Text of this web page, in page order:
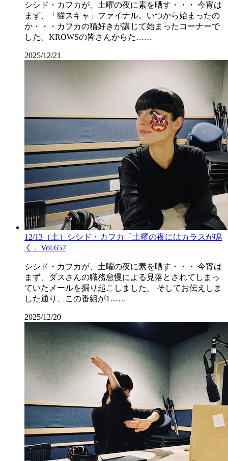
シシド・カフカが、土曜の夜に素を晒す・・・ 今宵は
まず、「猫スキャ」ファイナル。いつから始まったの
か・・・カフカの猫好きが講じて始まったコーナーで
した。KROWSの皆さんからた……
2025/12/21
12/13（土）シシド・カフカ「土曜の夜にはカラスが鳴
く」Vol.657
シシド・カフカが、土曜の夜に素を晒す・・・ 今宵は
まず、ダスさんの職務怠慢による見落とされてしまっ
ていたメールを掘り起こしました。 そしてお伝えしま
した通り、この番組が1……
2025/12/20